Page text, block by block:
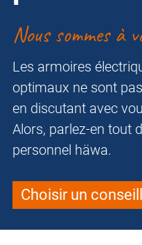
Nous sommes à
Les armoires
optimaux ne sont
en discutant avec
Alors, parlez-en tout
personnel häwa.
Choisir un